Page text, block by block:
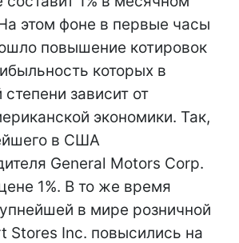
этом фоне в первые часы
повышение котировок
которых в
степени зависит от
экономики. Так,
в США
General Motors Corp.
1%. В то же время
в мире розничной
Stores Inc. повысились на